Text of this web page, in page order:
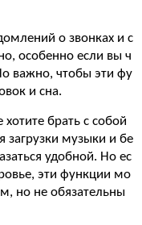
о звонках и с
особенно если вы ч
важно, чтобы эти фу
и сна.
хотите брать с собой
загрузки музыки и бе
удобной. Но ес
эти функции мо
но не обязательны